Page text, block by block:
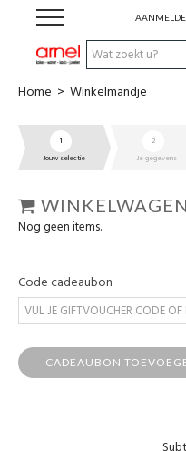
Koken
Tafel
Geschenken
Merken
Home > Winkelmandje
1
Jouw selectie
2
Je gegevens
WINKELWAGEN
Nog geen items.
Code cadeaubon
CADEAUBON